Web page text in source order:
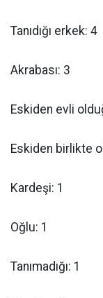
Tanıdığı erkek: 4
Akrabası: 3
Eskiden evli
Eskiden birlikte
Kardeşi: 1
Oğlu: 1
Tanımadığı: 1